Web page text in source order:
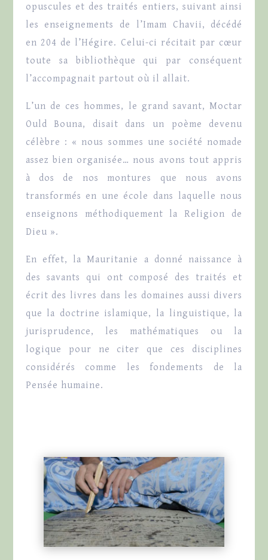
opuscules et des traités entiers, suivant ainsi
les enseignements de l’Imam Chavii, décédé
en 204 de l’Hégire. Celui-ci récitait par cœur
toute sa bibliothèque qui par conséquent
l’accompagnait partout où il allait.
L’un de ces hommes, le grand savant, Moctar
Ould Bouna, disait dans un poème devenu
célèbre : « nous sommes une société nomade
assez bien organisée… nous avons tout appris
à dos de nos montures que nous avons
transformés en une école dans laquelle nous
enseignons méthodiquement la Religion de
Dieu ».
En effet, la Mauritanie a donné naissance à
des savants qui ont composé des traités et
écrit des livres dans les domaines aussi divers
que la doctrine islamique, la linguistique, la
jurisprudence, les mathématiques ou la
logique pour ne citer que ces disciplines
considérés comme les fondements de la
Pensée humaine.